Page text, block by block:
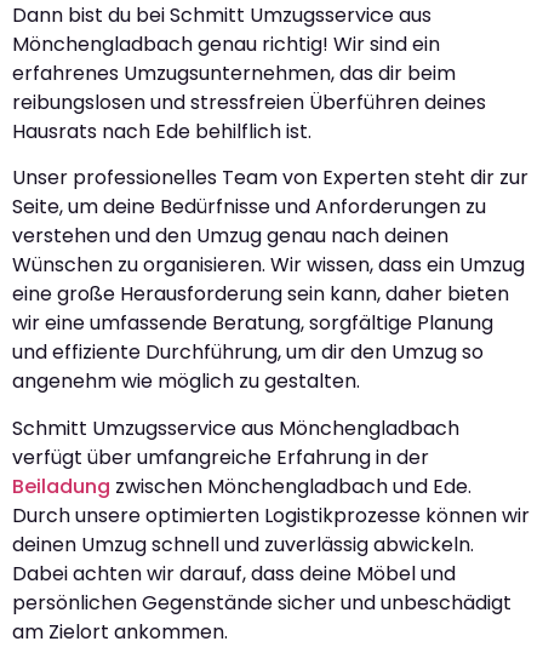
Dann bist du bei Schmitt Umzugsservice aus
Mönchengladbach genau richtig! Wir sind ein
erfahrenes Umzugsunternehmen, das dir beim
reibungslosen und stressfreien Überführen deines
Hausrats nach Ede behilflich ist.
Unser professionelles Team von Experten steht dir zur
Seite, um deine Bedürfnisse und Anforderungen zu
verstehen und den Umzug genau nach deinen
Wünschen zu organisieren. Wir wissen, dass ein Umzug
eine große Herausforderung sein kann, daher bieten
wir eine umfassende Beratung, sorgfältige Planung
und effiziente Durchführung, um dir den Umzug so
angenehm wie möglich zu gestalten.
Schmitt Umzugsservice aus Mönchengladbach
verfügt über umfangreiche Erfahrung in der
Beiladung zwischen Mönchengladbach und Ede.
Durch unsere optimierten Logistikprozesse können wir
deinen Umzug schnell und zuverlässig abwickeln.
Dabei achten wir darauf, dass deine Möbel und
persönlichen Gegenstände sicher und unbeschädigt
am Zielort ankommen.